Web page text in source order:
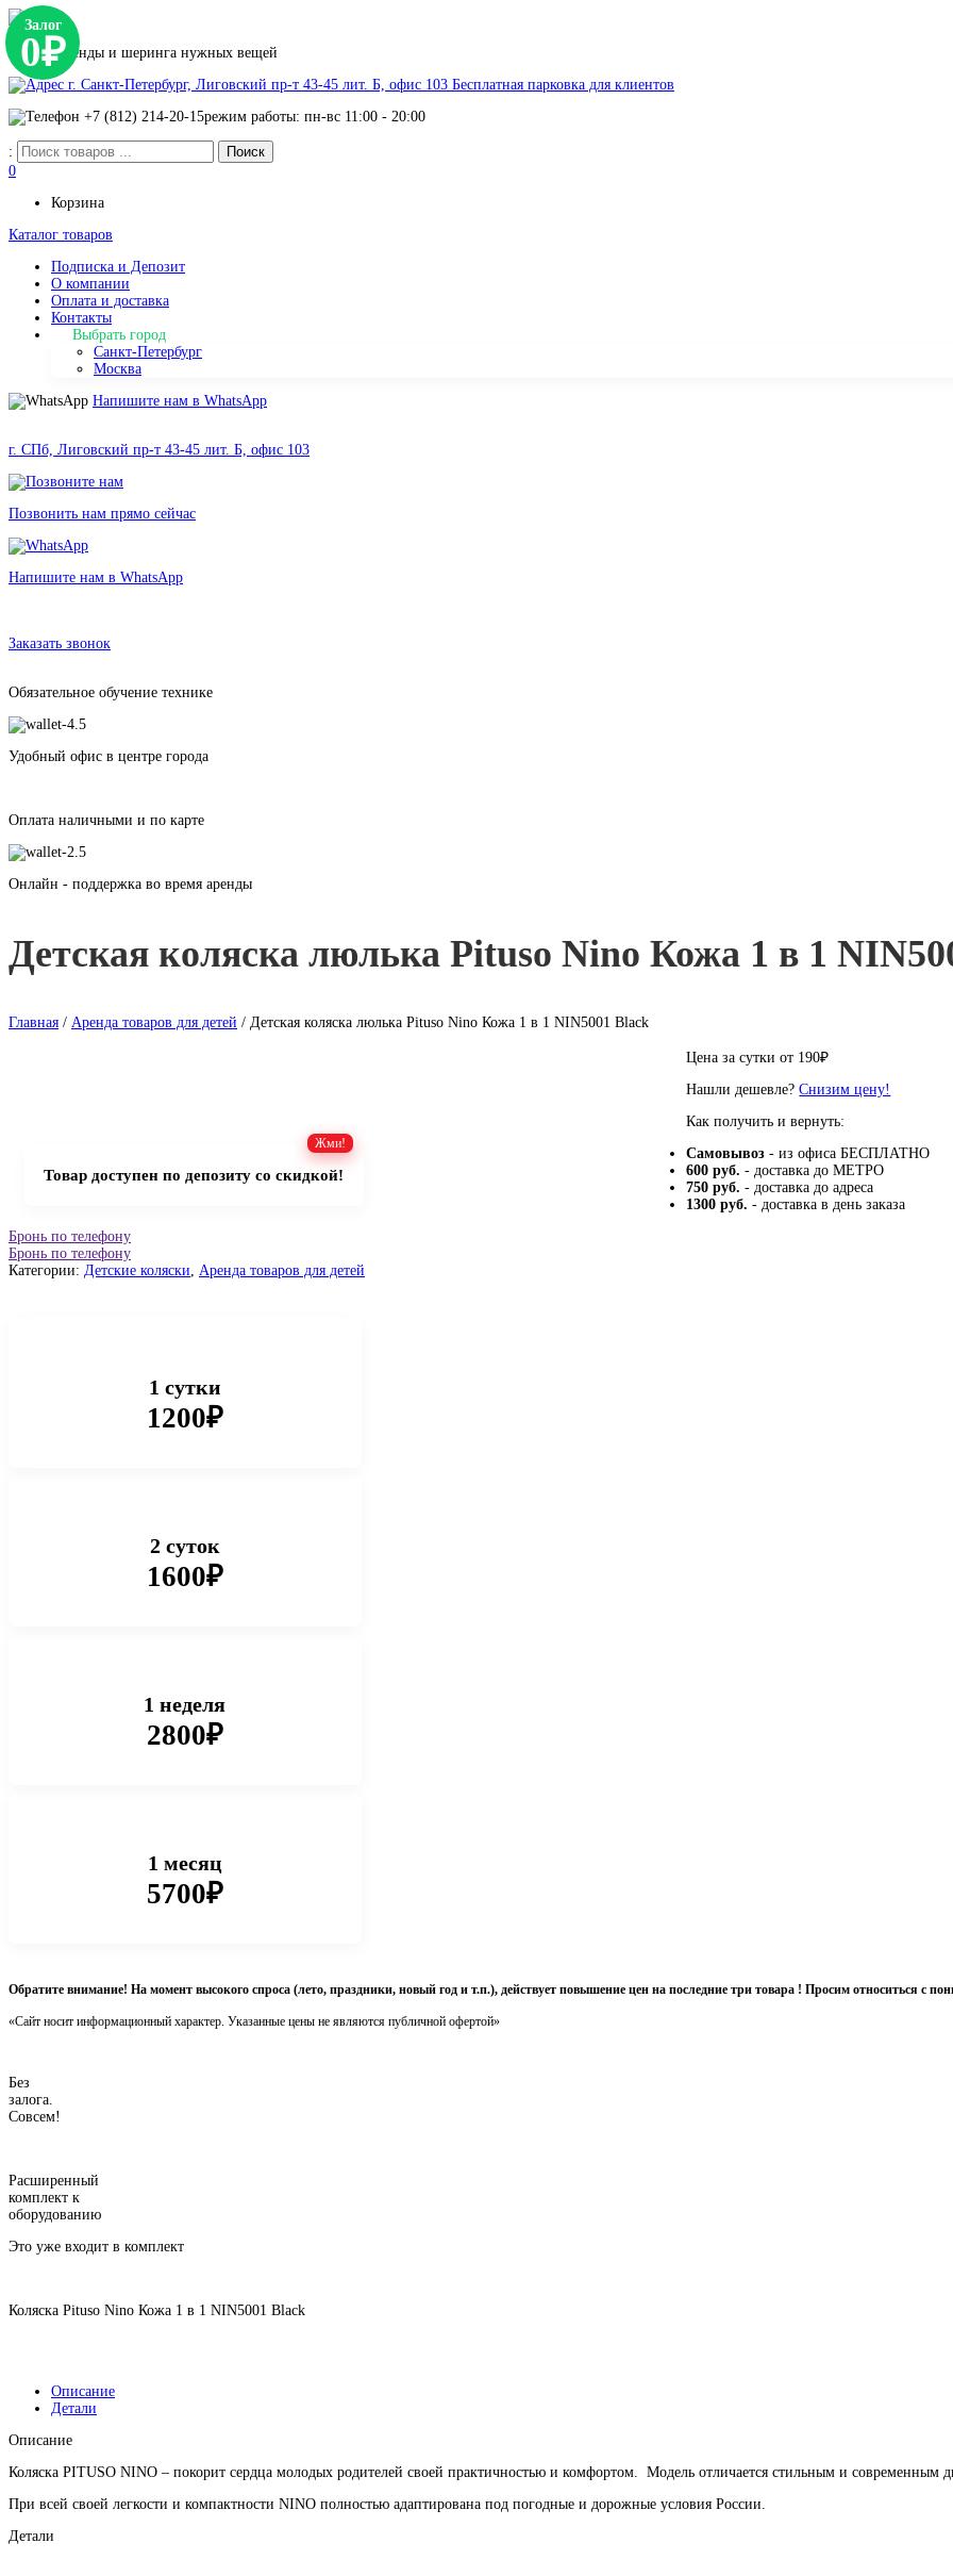
Сервис аренды и шеринга нужных вещей
г. Санкт-Петербург, Лиговский пр-т 43-45 лит. Б, офис 103 Бесплатная парковка для клиентов
+7 (812) 214-20-15режим работы: пн-вс 11:00 - 20:00
:
0
Корзина
Каталог товаров
Подписка и Депозит
О компании
Оплата и доставка
Контакты
Выбрать город
Санкт-Петербург
Москва
Напишите нам в WhatsApp
г. СПб, Лиговский пр-т 43-45 лит. Б, офис 103
Позвонить нам прямо сейчас
Напишите нам в WhatsApp
Заказать звонок
Обязательное обучение технике
Удобный офис в центре города
Оплата наличными и по карте
Онлайн - поддержка во время аренды
Детская коляска люлька Pituso Nino Кожа 1 в 1
Главная / Аренда товаров для детей / Детская коляска люлька Pituso Nino Кожа 1 в 1 NIN5001 Black
Залог
0₽
Товар доступен по депозиту со скидкой!
Цена за сутки от 190₽
Нашли дешевле?Снизим цену!
Как получить и вернуть:
Самовывоз - из офиса БЕСПЛАТНО
600 руб. - доставка до МЕТРО
750 руб. - доставка до адреса
1300 руб. - доставка в день заказа
Бронь по телефону
Бронь по телефону
Категории: Детские коляски, Аренда товаров для детей
1 сутки
1200₽
2 суток
1600₽
1 неделя
2800₽
1 месяц
5700₽
Обратите внимание! На момент высокого спроса (лето, праздники, новый год и т.п.), действует повышение цен на последние три товара ! Просим относиться с
«Сайт носит информационный характер. Указанные цены не являются публичной офертой»
Без
залога.
Совсем!
Расширенный
комплект к
оборудованию
Это уже входит в комплект
Коляска Pituso Nino Кожа 1 в 1 NIN5001 Black
Описание
Детали
Описание
Коляска PITUSO NINO – покорит сердца молодых родителей своей практичностью и комфортом. Модель отличается стильным и
При всей своей легкости и компактности NINO полностью адаптирована под погодные и дорожные условия России.
Детали